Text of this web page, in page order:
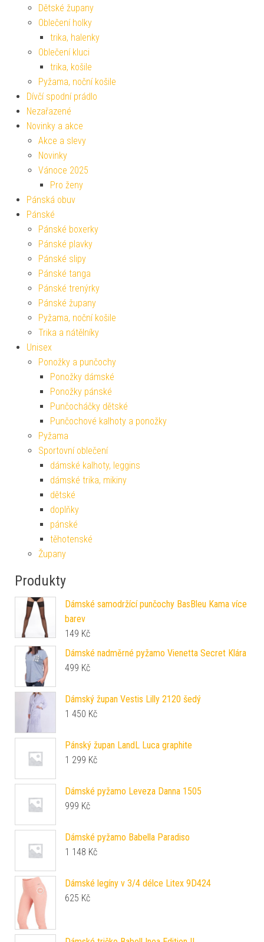
Dětské župany
Oblečení holky
trika, halenky
Oblečení kluci
trika, košile
Pyžama, noční košile
Dívčí spodní prádlo
Nezařazené
Novinky a akce
Akce a slevy
Novinky
Vánoce 2025
Pro ženy
Pánská obuv
Pánské
Pánské boxerky
Pánské plavky
Pánské slipy
Pánské tanga
Pánské trenýrky
Pánské župany
Pyžama, noční košile
Trika a nátělníky
Unisex
Ponožky a punčochy
Ponožky dámské
Ponožky pánské
Punčocháčky dětské
Punčochové kalhoty a ponožky
Pyžama
Sportovní oblečení
dámské kalhoty, leggins
dámské trika, mikiny
dětské
doplňky
pánské
těhotenské
Župany
Produkty
Dámské samodržící punčochy BasBleu Kama více
barev
149 Kč
Dámské nadměrné pyžamo Vienetta Secret Klára
499 Kč
Dámský župan Vestis Lilly 2120 šedý
1 450 Kč
Pánský župan LandL Luca graphite
1 299 Kč
Dámské pyžamo Leveza Danna 1505
999 Kč
Dámské pyžamo Babella Paradiso
1 148 Kč
Dámské legíny v 3/4 délce Litex 9D424
625 Kč